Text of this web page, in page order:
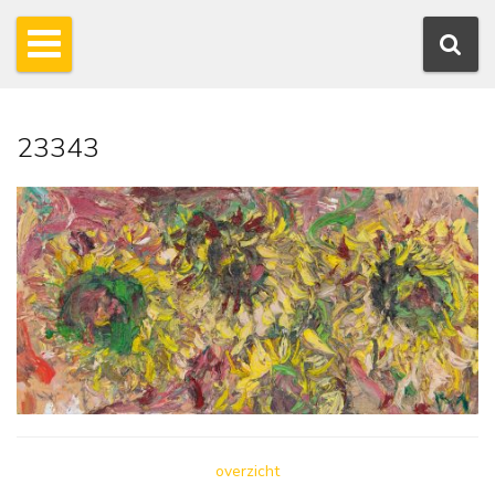
23343
overzicht